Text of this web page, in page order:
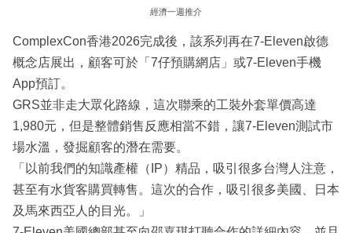
經濟一週推介
ComplexCon香港2026完成後，該系列再在7-Eleven啟德
概念店展出，顧客可於「7仔預購網店」或7-Eleven手機
App預訂。
GRS並非走大眾化路線，這次聯乘的工裝外套單價高達
1,980元，但是整體銷售反應相當不錯，讓7-Eleven測試市
場水溫，發掘顧客的潛在需要。
「以前我們的知識產權（IP）精品，吸引很多台灣人注意，
甚至有水貨客購買轉售。這次的合作，吸引很多美國、日本
及馬來西亞人的目光。」